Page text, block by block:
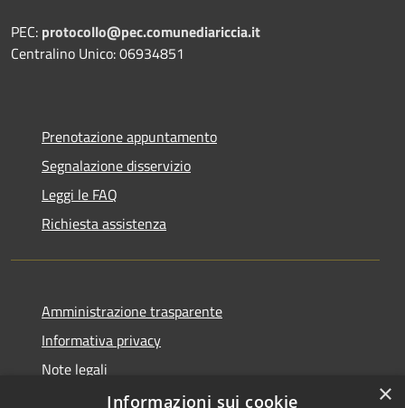
PEC: protocollo@pec.comunediariccia.it
Centralino Unico: 06934851
Prenotazione appuntamento
Segnalazione disservizio
Leggi le FAQ
Richiesta assistenza
Amministrazione trasparente
Informativa privacy
Note legali
Dichiarazione di accessibilità
×
Informazioni sui cookie